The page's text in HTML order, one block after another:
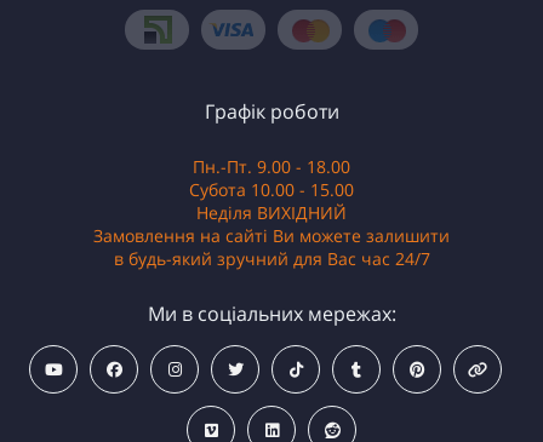
Графік роботи
Пн.-Пт. 9.00 - 18.00
Субота 10.00 - 15.00
Неділя ВИХІДНИЙ
Замовлення на сайті Ви можете залишити
в будь-який зручний для Вас час 24/7
Ми в соціальних мережах: